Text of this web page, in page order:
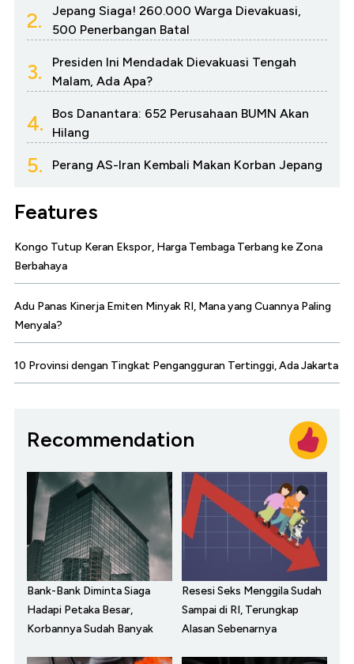
2.
Jepang Siaga! 260.000 Warga Dievakuasi,
500 Penerbangan Batal
3.
Presiden Ini Mendadak Dievakuasi Tengah
Malam, Ada Apa?
4.
Bos Danantara: 652 Perusahaan BUMN Akan
Hilang
5. Perang AS-Iran Kembali Makan Korban Jepang
Features
Kongo Tutup Keran Ekspor, Harga Tembaga Terbang ke Zona
Berbahaya
Adu Panas Kinerja Emiten Minyak RI, Mana yang Cuannya Paling
Menyala?
10 Provinsi dengan Tingkat Pengangguran Tertinggi, Ada Jakarta
Recommendation
Bank-Bank Diminta Siaga
Hadapi Petaka Besar,
Korbannya Sudah Banyak
Resesi Seks Menggila Sudah
Sampai di RI, Terungkap
Alasan Sebenarnya